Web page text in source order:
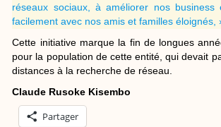
réseaux sociaux, à améliorer nos business
facilement avec nos amis et familles éloignés,
Cette initiative marque la fin de longues
pour la population de cette entité, qui devait
distances à la recherche de réseau.
Claude Rusoke Kisembo
Partager